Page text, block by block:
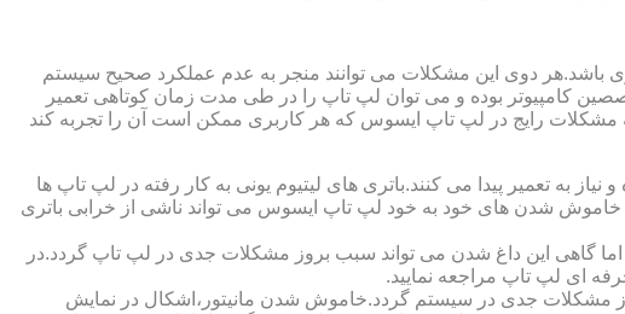
باشد.هر دوی این مشکلات می توانند منجر به عدم عملکرد صحیح سیستم
کامپیوتر بوده و می توان لپ تاپ را در طی مدت زمان کوتاهی تعمیر
مشکلات رایج در لپ تاپ ایسوس که هر کاربری ممکن است آن را تجربه کند
به تعمیر پیدا می کنند.باتری های لیتیوم یونی به کار رفته در لپ تاپ ها
خاموش شدن های خود به خود لپ تاپ ایسوس می تواند ناشی از خرابی باتری
گاهی این داغ شدن می تواند سبب بروز مشکلات جدی در لپ تاپ گردد.در
ای لپ تاپ مراجعه نمایید.
مشکلات جدی در سیستم گردد.خاموش شدن مانیتور،اشکال در نمایش